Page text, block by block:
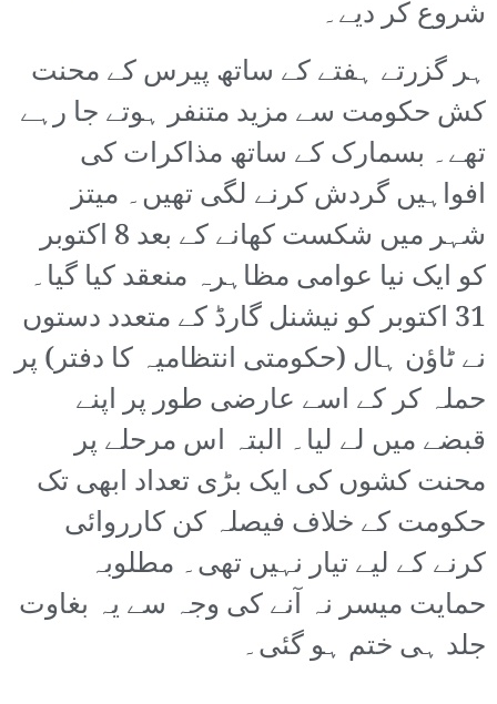
شروع کر دیے۔
ہر گزرتے ہفتے کے ساتھ پیرس کے محنت
کش حکومت سے مزید متنفر ہوتے جا رہے
تھے۔ بسمارک کے ساتھ مذاکرات کی
افواہیں گردش کرنے لگی تھیں۔ میتز
شہر میں شکست کھانے کے بعد 8 اکتوبر
کو ایک نیا عوامی مظاہرہ منعقد کیا گیا۔
31 اکتوبر کو نیشنل گارڈ کے متعدد دستوں
نے ٹاؤن ہال (حکومتی انتظامیہ کا دفتر) پر
حملہ کر کے اسے عارضی طور پر اپنے
قبضے میں لے لیا۔ البتہ اس مرحلے پر
محنت کشوں کی ایک بڑی تعداد ابھی تک
حکومت کے خلاف فیصلہ کن کارروائی
کرنے کے لیے تیار نہیں تھی۔ مطلوبہ
حمایت میسر نہ آنے کی وجہ سے یہ بغاوت
جلد ہی ختم ہو گئی۔